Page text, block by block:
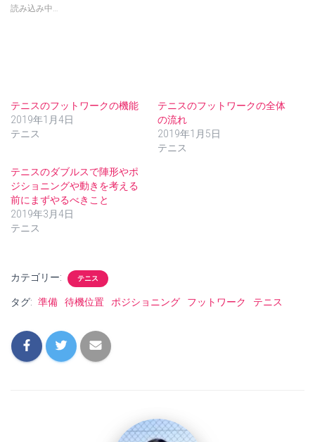
i
い
ウ
ィ
ン
開
き
ま
す
)
ク
し
て
く
新
し
い
ウ
ィ
ン
ま
す
)
読み込み中…
テニスのフットワークの機能
2019年1月4日
テニス
テニスのフットワークの全体
の流れ
2019年1月5日
テニス
テニスのダブルスで陣形やポ
ジショニングや動きを考える
前にまずやるべきこと
2019年3月4日
テニス
カテゴリー: テニス
タグ: 準備 待機位置 ポジショニング フットワーク テニス